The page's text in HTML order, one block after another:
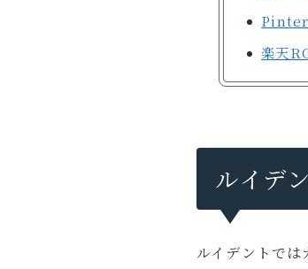
楽天
ルイデ
ルイデントで